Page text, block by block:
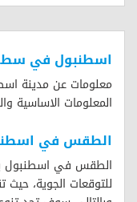
اسطنبول في
معلومات عن مدينة
المعلومات الاساسية
الطقس في
الطقس في اسطنبول
للتوقعات الجوية،